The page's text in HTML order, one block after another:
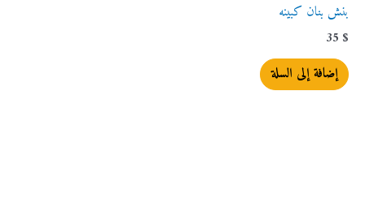
بنش بنان كبينه
35 $
إضافة إلى السلة